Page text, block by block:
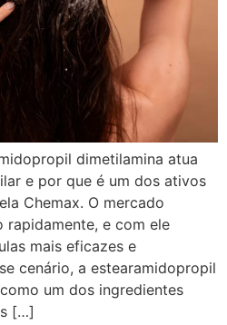
dimetilamina atua
e por que é um dos ativos
Chemax. O mercado
e com ele
mais eficazes e
cenário, a estearamidopropil
um dos ingredientes
[…]